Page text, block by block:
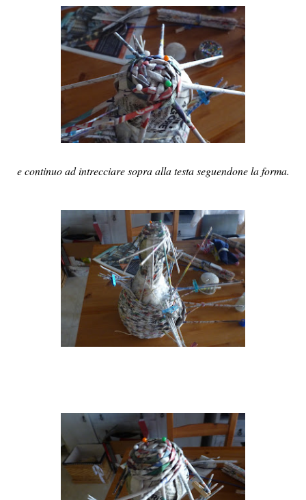
e continuo ad intrecciare sopra alla testa seguendone la forma.